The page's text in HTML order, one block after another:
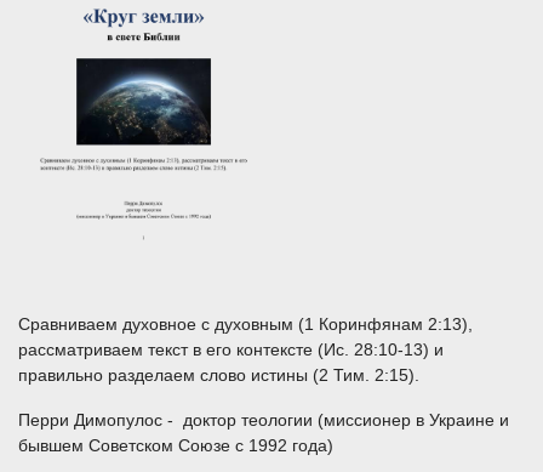
Сравниваем духовное с духовным (1 Коринфянам 2:13),
рассматриваем текст в его контексте (Ис. 28:10-13) и
правильно разделаем слово истины (2 Тим. 2:15).
Перри Димопулос - доктор теологии (миссионер в Украине и
бывшем Советском Союзе с 1992 года)